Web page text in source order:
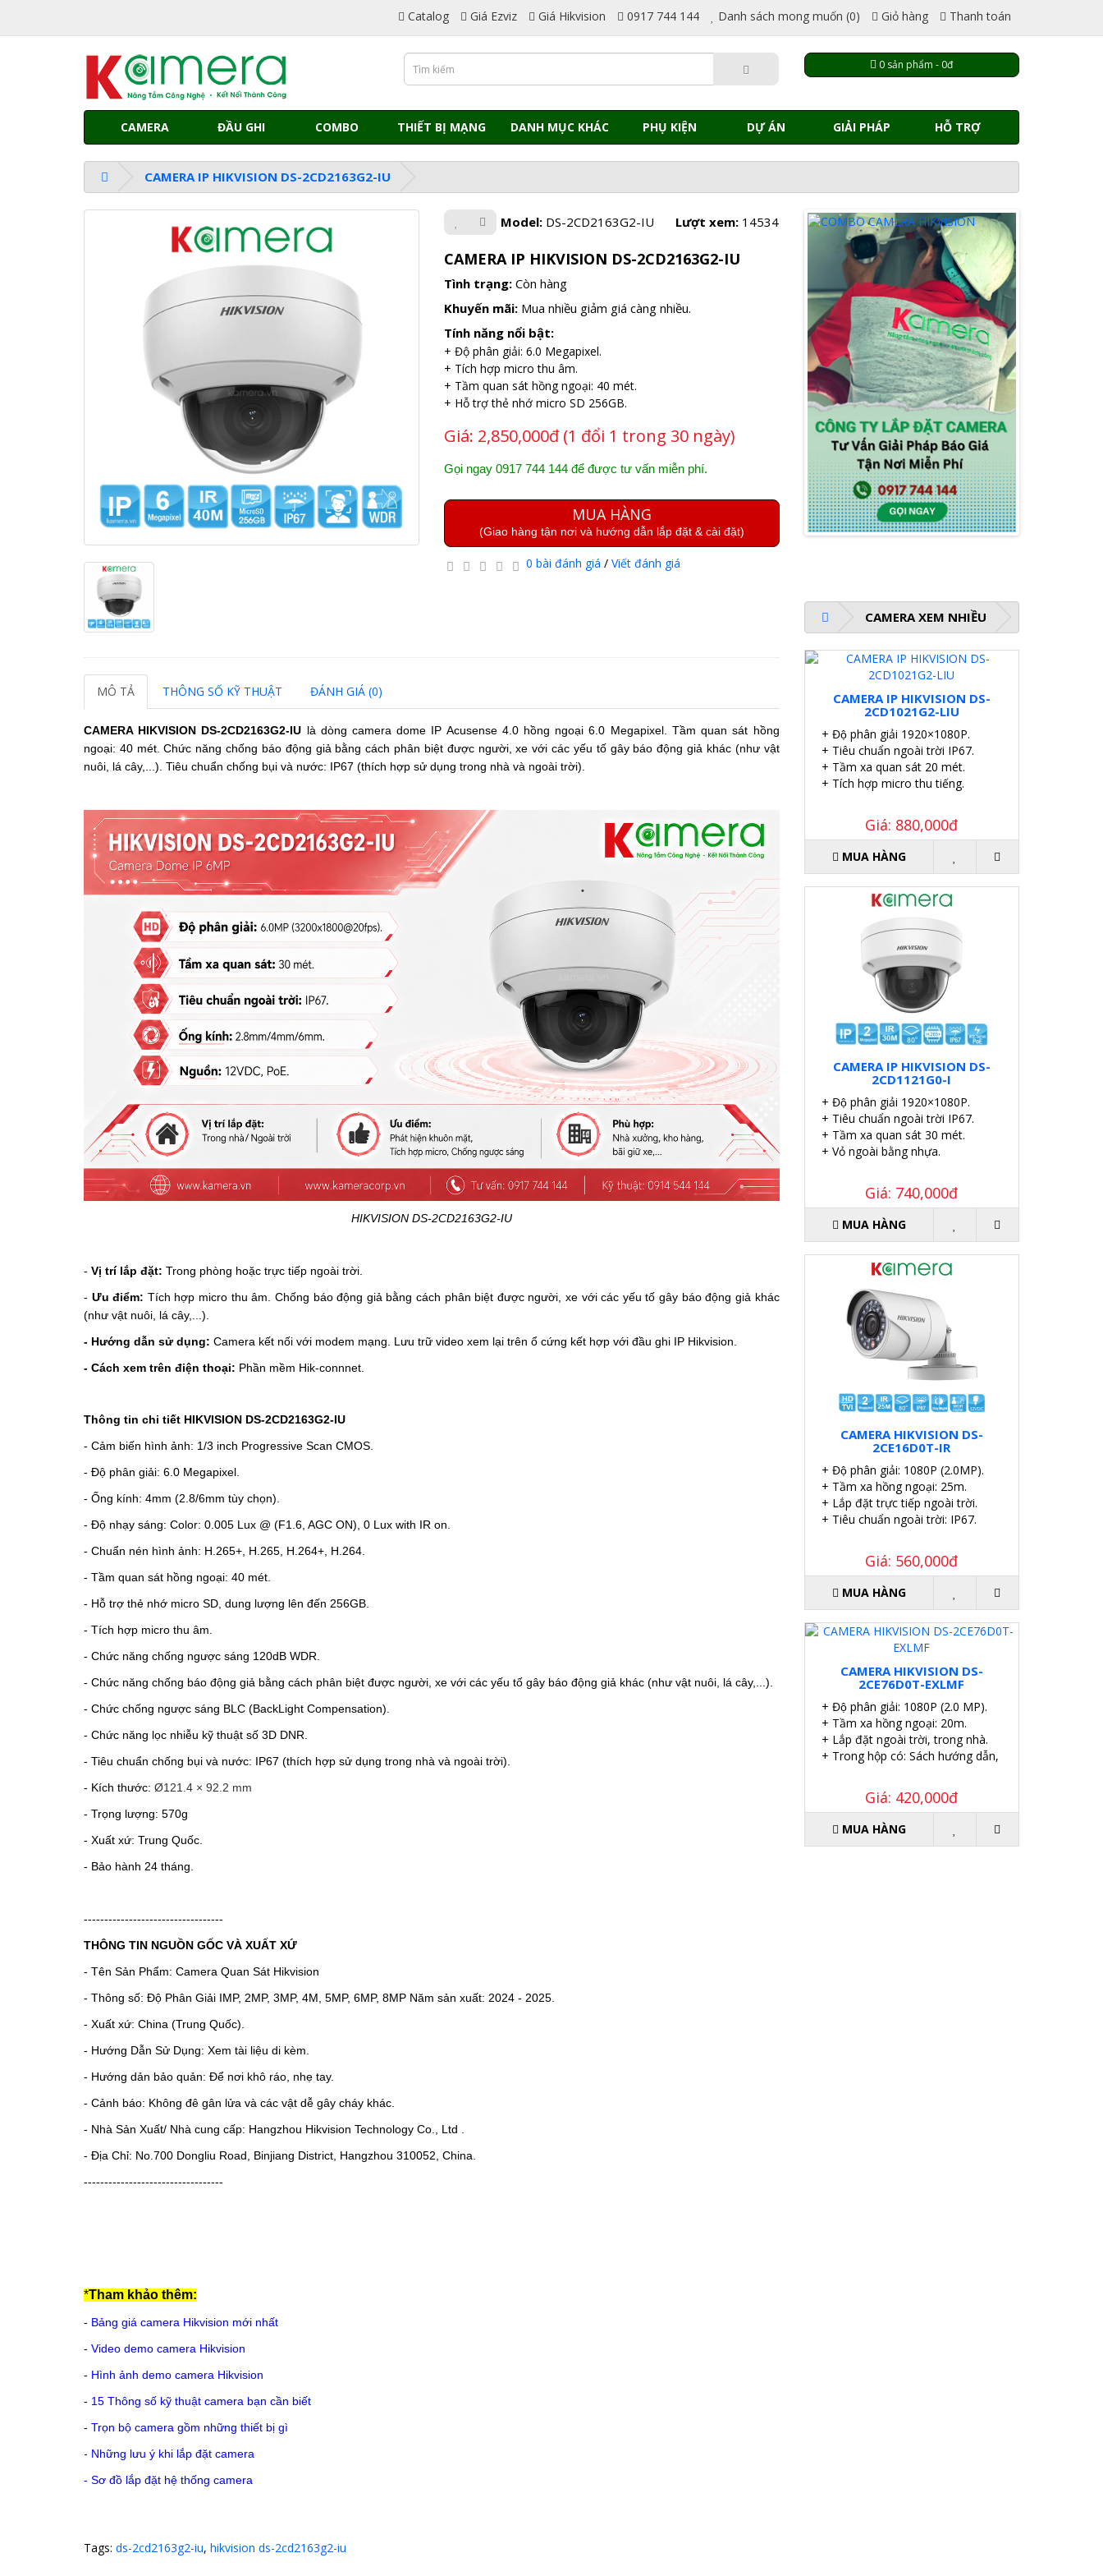
Catalog Giá Ezviz Giá Hikvision 0917 744 144 Danh sách mong muốn (0) Giỏ hàng Thanh toán
0 sản phẩm - 0đ
CAMERA ĐẦU GHI COMBO THIẾT BỊ MẠNG DANH MỤC KHÁC PHỤ KIỆN DỰ ÁN GIẢI PHÁP HỖ TRỢ
CAMERA IP HIKVISION DS-2CD2163G2-IU
Model: DS-2CD2163G2-IU Lượt xem: 14534
CAMERA IP HIKVISION DS-2CD2163G2-IU
Tình trạng: Còn hàng
Khuyến mãi: Mua nhiều giảm giá càng nhiều.
Tính năng nổi bật:
+ Độ phân giải: 6.0 Megapixel.
+ Tích hợp micro thu âm.
+ Tầm quan sát hồng ngoại: 40 mét.
+ Hỗ trợ thẻ nhớ micro SD 256GB.
Giá: 2,850,000đ (1 đổi 1 trong 30 ngày)
Gọi ngay 0917 744 144 để được tư vấn miễn phí.
MUA HÀNG
(Giao hàng tận nơi và hướng dẫn lắp đặt & cài đặt)
0 bài đánh giá / Viết đánh giá
MÔ TẢ THÔNG SỐ KỸ THUẬT ĐÁNH GIÁ (0)
CAMERA HIKVISION DS-2CD2163G2-IU là dòng camera dome IP Acusense 4.0 hồng ngoại 6.0 Megapixel. Tầm quan sát hồng
ngoại: 40 mét.Chức năng chống báo động giả bằng cách phân biệt được người, xe với các yếu tố gây báo động giả khác (như vật
nuôi, lá cây,...). Tiêu chuẩn chống bụi và nước: IP67 (thích hợp sử dụng trong nhà và ngoài trời).
HIKVISION DS-2CD2163G2-IU
- Vị trí lắp đặt: Trong phòng hoặc trực tiếp ngoài trời.
- Ưu điểm: Tích hợp micro thu âm. Chống báo động giả bằng cách phân biệt được người, xe với các yếu tố gây báo động giả khác
(như vật nuôi, lá cây,...).
- Hướng dẫn sử dụng: Camera kết nối với modem mạng. Lưu trữ video xem lại trên ổ cứng kết hợp với đầu ghi IP Hikvision.
- Cách xem trên điện thoại: Phần mềm Hik-connnet.
Thông tin chi tiết HIKVISION DS-2CD2163G2-IU
- Cảm biến hình ảnh: 1/3 inch Progressive Scan CMOS.
- Độ phân giải: 6.0 Megapixel.
- Ống kính: 4mm (2.8/6mm tùy chọn).
- Độ nhạy sáng: Color: 0.005 Lux @ (F1.6, AGC ON), 0 Lux with IR on.
- Chuẩn nén hình ảnh: H.265+, H.265, H.264+, H.264.
- Tầm quan sát hồng ngoại: 40 mét.
- Hỗ trợ thẻ nhớ micro SD, dung lượng lên đến 256GB.
- Tích hợp micro thu âm.
- Chức năng chống ngược sáng 120dB WDR.
- Chức năng chống báo động giả bằng cách phân biệt được người, xe với các yếu tố gây báo động giả khác (như vật nuôi, lá cây,...).
- Chức chống ngược sáng BLC (BackLight Compensation).
- Chức năng lọc nhiễu kỹ thuật số 3D DNR.
- Tiêu chuẩn chống bụi và nước: IP67 (thích hợp sử dụng trong nhà và ngoài trời).
- Kích thước: Ø121.4 × 92.2 mm
- Trọng lượng: 570g
- Xuất xứ: Trung Quốc.
- Bảo hành 24 tháng.
----------------------------------
THÔNG TIN NGUỒN GỐC VÀ XUẤT XỨ
- Tên Sản Phẩm: Camera Quan Sát Hikvision
- Thông số: Độ Phân Giải IMP, 2MP, 3MP, 4M, 5MP, 6MP, 8MP Năm sản xuất: 2024 - 2025.
- Xuất xứ: China (Trung Quốc).
- Hướng Dẫn Sử Dụng: Xem tài liệu di kèm.
- Hướng dản bảo quản: Để nơi khô ráo, nhẹ tay.
- Cảnh báo: Không đê gân lửa và các vật dễ gây cháy khác.
- Nhà Sản Xuất/ Nhà cung cấp: Hangzhou Hikvision Technology Co., Ltd .
- Địa Chỉ: No.700 Dongliu Road, Binjiang District, Hangzhou 310052, China.
----------------------------------
*Tham khảo thêm:
- Bảng giá camera Hikvision mới nhất
- Video demo camera Hikvision
- Hình ảnh demo camera Hikvision
- 15 Thông số kỹ thuật camera bạn cần biết
- Trọn bộ camera gồm những thiết bị gì
- Những lưu ý khi lắp đặt camera
- Sơ đồ lắp đặt hệ thống camera
Tags: ds-2cd2163g2-iu, hikvision ds-2cd2163g2-iu
CAMERA XEM NHIỀU
CAMERA IP HIKVISION DS-
2CD1021G2-LIU
+ Độ phân giải 1920×1080P.
+ Tiêu chuẩn ngoài trời IP67.
+ Tầm xa quan sát 20 mét.
+ Tích hợp micro thu tiếng.
Giá: 880,000đ
MUA HÀNG
CAMERA IP HIKVISION DS-
2CD1121G0-I
+ Độ phân giải 1920×1080P.
+ Tiêu chuẩn ngoài trời IP67.
+ Tầm xa quan sát 30 mét.
+ Vỏ ngoài bằng nhựa.
Giá: 740,000đ
MUA HÀNG
CAMERA HIKVISION DS-
2CE16D0T-IR
+ Độ phân giải: 1080P (2.0MP).
+ Tầm xa hồng ngoại: 25m.
+ Lắp đặt trực tiếp ngoài trời.
+ Tiêu chuẩn ngoài trời: IP67.
Giá: 560,000đ
MUA HÀNG
CAMERA HIKVISION DS-
2CE76D0T-EXLMF
+ Độ phân giải: 1080P (2.0 MP).
+ Tầm xa hồng ngoại: 20m.
+ Lắp đặt ngoài trời, trong nhà.
+ Trong hộp có: Sách hướng dẫn, Ốc vít tắc kê.
Giá: 420,000đ
MUA HÀNG